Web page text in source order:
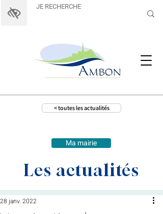
< toutes les actualités
Ma mairie
Les actualités
28 janv. 2022